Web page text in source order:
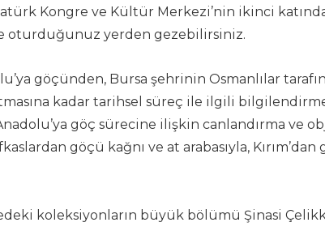
Kongre ve Kültür Merkezi’nin ikinci
oturduğunuz yerden gezebilirsiniz.
göçünden, Bursa şehrinin Osmanlılar
kadar tarihsel süreç ile ilgili
göç sürecine ilişkin canlandırma ve
göçü kağnı ve at arabasıyla,
koleksiyonların büyük bölümü Şinasi